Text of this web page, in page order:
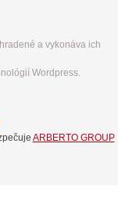
a vykonáva ich
Wordpress.
ARBERTO GROUP